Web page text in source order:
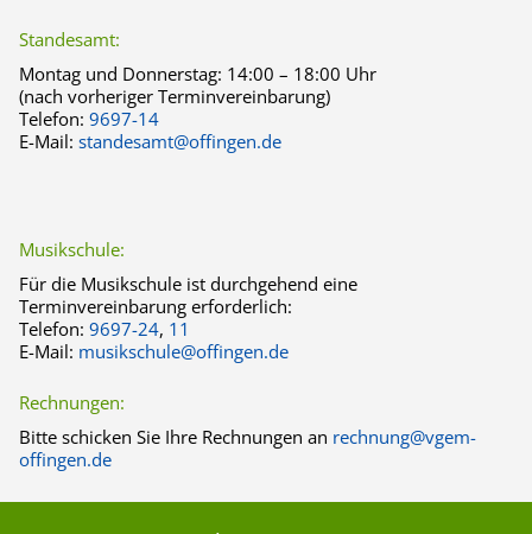
Standesamt:
Montag und Donnerstag: 14:00 – 18:00 Uhr
(nach vorheriger Terminvereinbarung)
Telefon: 9697-14
E-Mail: standesamt@offingen.de
Musikschule:
Für die Musikschule ist durchgehend eine
Terminvereinbarung erforderlich:
Telefon: 9697-24, 11
E-Mail: musikschule@offingen.de
Rechnungen:
Bitte schicken Sie Ihre Rechnungen an rechnung@vgem-
offingen.de